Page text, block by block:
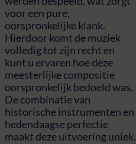
voor een pure,
oorspronkelijke klank.
Hierdoor komt de muziek
volledig tot zijn recht en
kunt u ervaren hoe deze
meesterlijke compositie
oorspronkelijk bedoeld was.
De combinatie van
historische instrumenten en
hedendaagse perfectie
maakt deze uitvoering uniek.